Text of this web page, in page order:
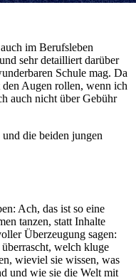
im Berufsleben
sehr detailliert darüber
Schule mag. Da
Augen rollen, wenn ich
auch nicht über Gebühr
die beiden jungen
Ach, das ist so eine
tanzen, statt Inhalte
Überzeugung sagen:
welch kluge
wieviel sie wissen, was
und wie sie die Welt mit